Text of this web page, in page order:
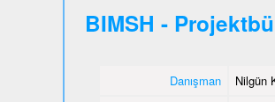
BIMSH -
Danışman
Nilgün